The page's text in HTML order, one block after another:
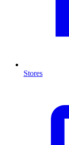
Stores